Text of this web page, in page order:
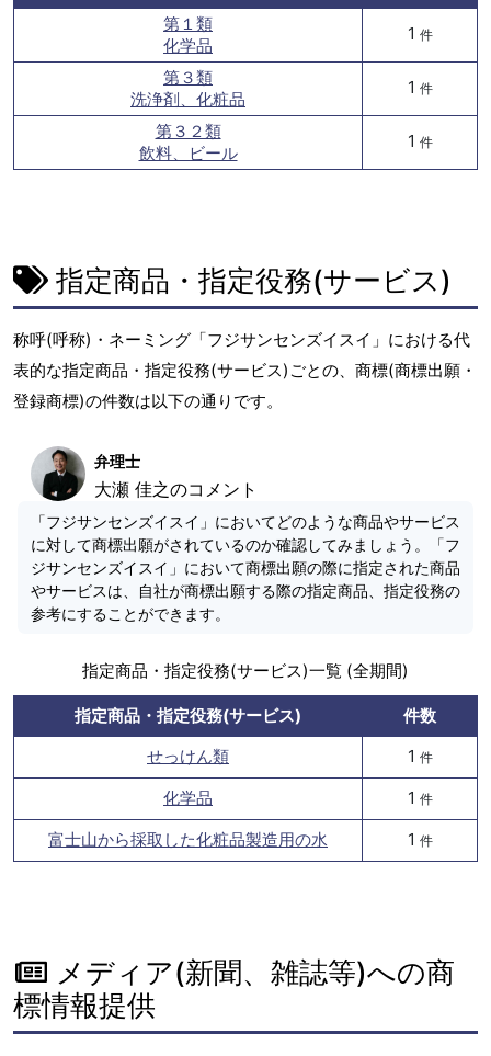
第１類
化学品
1 件
第３類
洗浄剤、化粧品
1 件
第３２類
飲料、ビール
1 件
指定商品・指定役務(サービス)
称呼(呼称)・ネーミング「フジサンセンズイスイ」における代
表的な指定商品・指定役務(サービス)ごとの、商標(商標出願・
登録商標)の件数は以下の通りです。
弁理士
大瀬 佳之のコメント
「フジサンセンズイスイ」においてどのような商品やサービス
に対して商標出願がされているのか確認してみましょう。「フ
ジサンセンズイスイ」において商標出願の際に指定された商品
やサービスは、自社が商標出願する際の指定商品、指定役務の
参考にすることができます。
指定商品・指定役務(サービス)一覧 (全期間)
指定商品・指定役務(サービス)
件数
せっけん類
1 件
化学品 1 件
富士山から採取した化粧品製造用の水 1 件
メディア(新聞、雑誌等)への商
標情報提供